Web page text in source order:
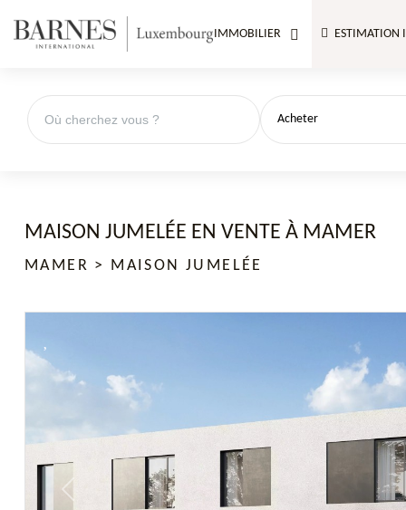
IMMOBILIER ESTIMATION
Acheter
MAISON JUMELÉE EN VENTE À MAMER
MAMER > MAISON JUMELÉE
Previous